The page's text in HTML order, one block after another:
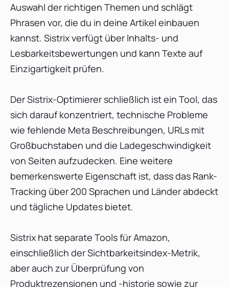
Auswahl der richtigen Themen und schlägt
Phrasen vor, die du in deine Artikel einbauen
kannst. Sistrix verfügt über Inhalts- und
Lesbarkeitsbewertungen und kann Texte auf
Einzigartigkeit prüfen.
Der Sistrix-Optimierer schließlich ist ein Tool, das
sich darauf konzentriert, technische Probleme
wie fehlende Meta Beschreibungen, URLs mit
Großbuchstaben und die Ladegeschwindigkeit
von Seiten aufzudecken. Eine weitere
bemerkenswerte Eigenschaft ist, dass das Rank-
Tracking über 200 Sprachen und Länder abdeckt
und tägliche Updates bietet.
Sistrix hat separate Tools für Amazon,
einschließlich der Sichtbarkeitsindex-Metrik,
aber auch zur Überprüfung von
Produktrezensionen und -historie sowie zur